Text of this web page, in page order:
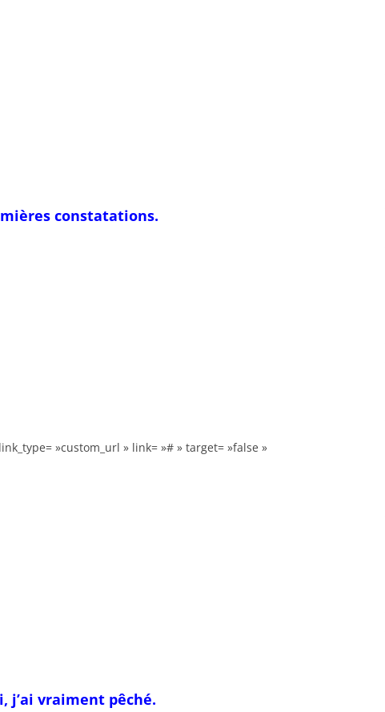
constatations.
»custom_url » link= »# » target= »false »
j’ai vraiment pêché.